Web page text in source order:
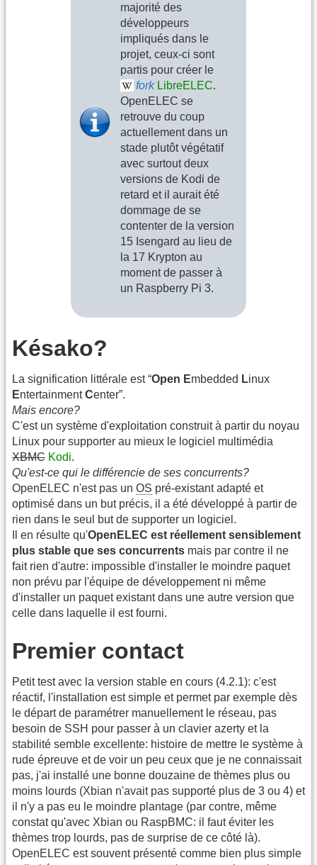
majorité des
développeurs
impliqués dans le
projet, ceux-ci sont
partis pour créer le
fork LibreELEC.
OpenELEC se
retrouve du coup
actuellement dans un
stade plutôt végétatif
avec surtout deux
versions de Kodi de
retard et il aurait été
dommage de se
contenter de la version
15 Isengard au lieu de
la 17 Krypton au
moment de passer à
un Raspberry Pi 3.
Késako?
La signification littérale est “Open Embedded Linux
EntertainmentCenter”.
Mais encore?
C'est un système d'exploitation construit à partir du noyau
Linux pour supporter au mieux le logiciel multimédia
XBMC Kodi.
Qu'est-ce qui le différencie de ses concurrents?
OpenELEC n'est pas un OS pré-existant adapté et
optimisé dans un but précis, il a été développé à partir de
rien dans le seul but de supporter un logiciel.
Il en résulte qu'OpenELEC est réellement sensiblement
plus stable que ses concurrents mais par contre il ne
fait rien d'autre: impossible d'installer le moindre paquet
non prévu par l'équipe de développement ni même
d'installer un paquet existant dans une autre version que
celle dans laquelle il est fourni.
Premier contact
Petit test avec la version stable en cours (4.2.1): c'est
réactif, l'installation est simple et permet par exemple dès
le départ de paramétrer manuellement le réseau, pas
besoin de SSH pour passer à un clavier azerty et la
stabilité semble excellente: histoire de mettre le système à
rude épreuve et de voir un peu ceux que je ne connaissait
pas, j'ai installé une bonne douzaine de thèmes plus ou
moins lourds (Xbian n'avait pas supporté plus de 3 ou 4) et
il n'y a pas eu le moindre plantage (par contre, même
constat qu'avec Xbian ou RaspBMC: il faut éviter les
thèmes trop lourds, pas de surprise de ce côté là).
OpenELEC est souvent présenté comme bien plus simple